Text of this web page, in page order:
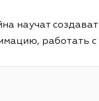
научат
работать